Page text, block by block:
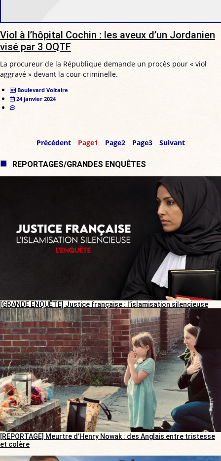
Viol à l’hôpital Cochin : les aveux d’un Jordanien
visé par 3 OQTF
La procureur de la République demande un procès pour « viol
aggravé » devant la cour criminelle.
Boulevard Voltaire
24 janvier 2024
Précédent Page1 Page2 Page3 Suivant
REPORTAGES/GRANDES ENQUÊTES
[GRANDE ENQUÊTE] Justice française : l’islamisation silencieuse
[REPORTAGE] Meurtre d’Henry Nowak : des Anglais entre tristesse
et colère